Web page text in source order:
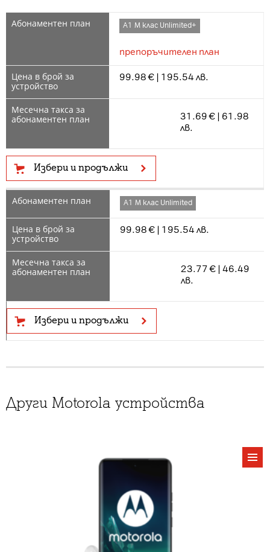
А1 М клас Unlimited+
препоръчителен план
99.98 € | 195.54 лв.
31.69 € | 61.98
лв.
Избери и продължи
А1 М клас Unlimited
99.98 € | 195.54 лв.
23.77 € | 46.49
лв.
Избери и продължи
Други Motorola устройства